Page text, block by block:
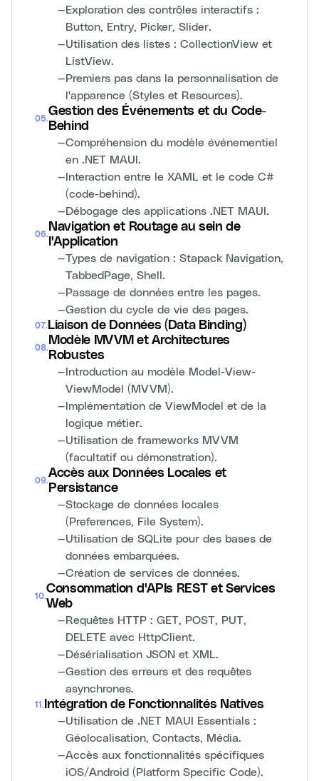
—Exploration des contrôles interactifs :
Button, Entry, Picker, Slider.
—Utilisation des listes : CollectionView et
ListView.
—Premiers pas dans la personnalisation de
l'apparence (Styles et Resources).
05.
Gestion des Événements et du Code-
Behind
—Compréhension du modèle événementiel
en .NET MAUI.
—Interaction entre le XAML et le code C#
(code-behind).
—Débogage des applications .NET MAUI.
06.
Navigation et Routage au sein de
l'Application
—Types de navigation : Stapack Navigation,
TabbedPage, Shell.
—Passage de données entre les pages.
—Gestion du cycle de vie des pages.
07. Liaison de Données (Data Binding)
08.
Modèle MVVM et Architectures
Robustes
—Introduction au modèle Model-View-
ViewModel (MVVM).
—Implémentation de ViewModel et de la
logique métier.
—Utilisation de frameworks MVVM
(facultatif ou démonstration).
09.
Accès aux Données Locales et
Persistance
—Stockage de données locales
(Preferences, File System).
—Utilisation de SQLite pour des bases de
données embarquées.
—Création de services de données.
10.
Consommation d'APIs REST et Services
Web
—Requêtes HTTP : GET, POST, PUT,
DELETE avec HttpClient.
—Désérialisation JSON et XML.
—Gestion des erreurs et des requêtes
asynchrones.
11 . Intégration de Fonctionnalités Natives
—Utilisation de .NET MAUI Essentials :
Géolocalisation, Contacts, Média.
—Accès aux fonctionnalités spécifiques
iOS/Android (Platform Specific Code).